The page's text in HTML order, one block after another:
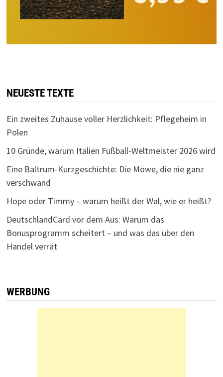
NEUESTE TEXTE
Ein zweites Zuhause voller Herzlichkeit: Pflegeheim in
Polen
10 Gründe, warum Italien Fußball-Weltmeister 2026 wird
Eine Baltrum-Kurzgeschichte: Die Möwe, die nie ganz
verschwand
Hope oder Timmy – warum heißt der Wal, wie er heißt?
DeutschlandCard vor dem Aus: Warum das
Bonusprogramm scheitert – und was das über den
Handel verrät
WERBUNG